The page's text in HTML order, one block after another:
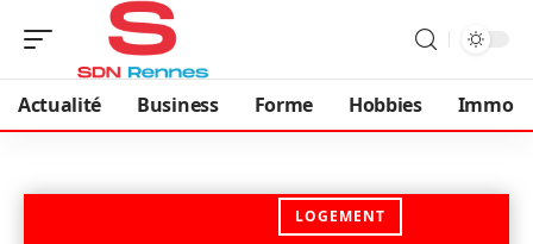
Actualité Business Forme Hobbies Immo
LOGEMENT